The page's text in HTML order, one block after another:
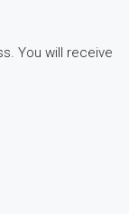
You will receive